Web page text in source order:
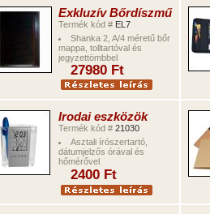
Exkluzív Bőrdíszmű
Termék kód # EL7
Shanka 2, A/4 méretű bőr
mappa, tolltartóval és
jegyzettömbbel
27980 Ft
Irodai eszközök
Termék kód # 21030
Asztali írószertartó,
dátumjelzős órával és
hőmérővel
2400 Ft